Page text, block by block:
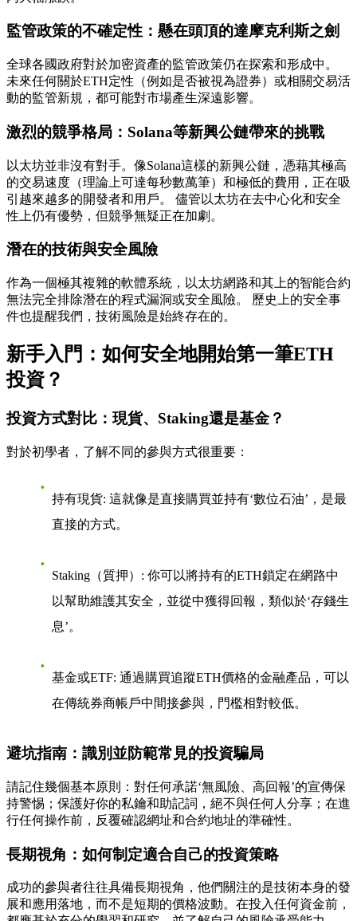
監管政策的不確定性：懸在頭頂的達摩克利斯之劍
全球各國政府對於加密資產的監管政策仍在探索和形成中。
未來任何關於ETH定性（例如是否被視為證券）或相關交易活
動的監管新規，都可能對市場產生深遠影響。
激烈的競爭格局：Solana等新興公鏈帶來的挑戰
以太坊並非沒有對手。像Solana這樣的新興公鏈，憑藉其極高
的交易速度（理論上可達每秒數萬筆）和極低的費用，正在吸
引越來越多的開發者和用戶。 儘管以太坊在去中心化和安全
性上仍有優勢，但競爭無疑正在加劇。
潛在的技術與安全風險
作為一個極其複雜的軟體系統，以太坊網路和其上的智能合約
無法完全排除潛在的程式漏洞或安全風險。 歷史上的安全事
件也提醒我們，技術風險是始終存在的。
新手入門：如何安全地開始第一筆ETH
投資？
投資方式對比：現貨、Staking還是基金？
對於初學者，了解不同的參與方式很重要：
持有現貨: 這就像是直接購買並持有‘數位石油’，是最
直接的方式。
Staking（質押）: 你可以將持有的ETH鎖定在網路中
以幫助維護其安全，並從中獲得回報，類似於‘存錢生
息’。
基金或ETF: 通過購買追蹤ETH價格的金融產品，可以
在傳統券商帳戶中間接參與，門檻相對較低。
避坑指南：識別並防範常見的投資騙局
請記住幾個基本原則：對任何承諾‘無風險、高回報’的宣傳保
持警惕；保護好你的私鑰和助記詞，絕不與任何人分享；在進
行任何操作前，反覆確認網址和合約地址的準確性。
長期視角：如何制定適合自己的投資策略
成功的參與者往往具備長期視角，他們關注的是技術本身的發
展和應用落地，而不是短期的價格波動。在投入任何資金前，